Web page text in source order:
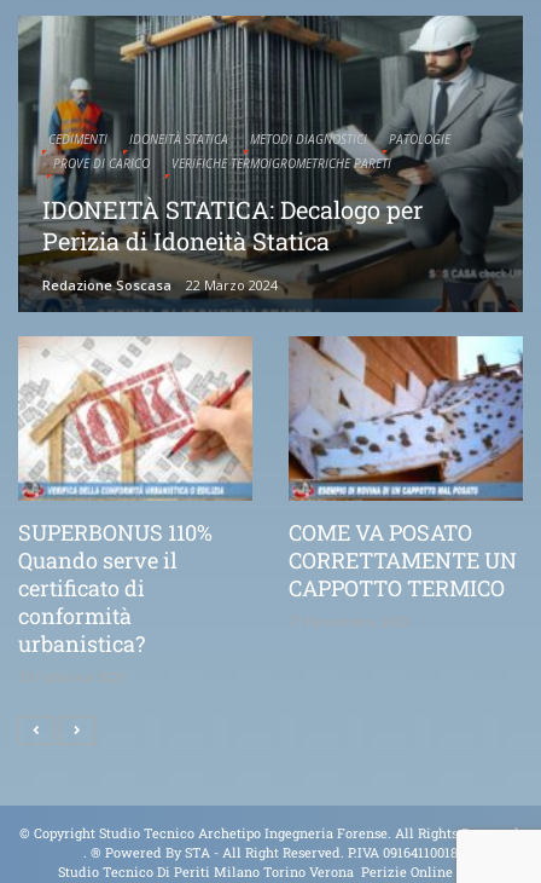
CEDIMENTI IDONEITÀ STATICA METODI DIAGNOSTICI
PATOLOGIE
PROVE DI CARICO
VERIFICHE TERMOIGROMETRICHE PARETI
IDONEITÀ STATICA: Decalogo per
Perizia di Idoneità Statica
Redazione Soscasa 22 Marzo 2024
SUPERBONUS 110%
Quando serve il
certificato di
conformità
urbanistica?
25 Febbraio 2021
COME VA POSATO
CORRETTAMENTE UN
CAPPOTTO TERMICO
21 Novembre 2020
© Copyright Studio Tecnico Archetipo Ingegneria Forense. All Rights Reserved.
. ® Powered BySTA - All Right Reserved. P.IVA 09164110018
Studio Tecnico Di Periti Milano Torino Verona Perizie Online Tel.